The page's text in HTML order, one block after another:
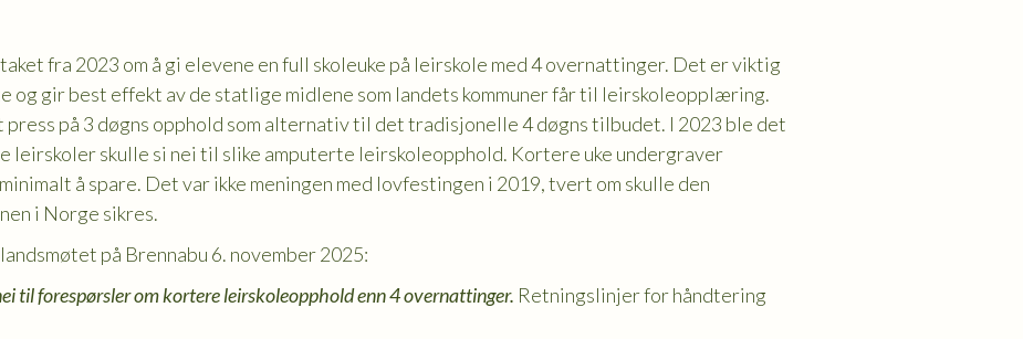
fra 2023 om å gi elevene en full skoleuke på leirskole med 4 overnattinger. Det er viktig
gir best effekt av de statlige midlene som landets kommuner får til leirskoleopplæring.
press på 3 døgns opphold som alternativ til det tradisjonelle 4 døgns tilbudet. I 2023 ble det
leirskoler skulle si nei til slike amputerte leirskoleopphold. Kortere uke undergraver
å spare. Det var ikke meningen med lovfestingen i 2019, tvert om skulle den
i Norge sikres.
på Brennabu 6. november 2025:
til forespørsler om kortere leirskoleopphold enn 4 overnattinger. Retningslinjer for håndtering